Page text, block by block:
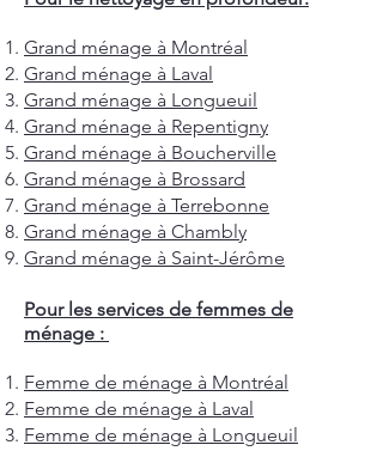
Grand ménage à Montréal
Grand ménage à Laval
Grand ménage à Longueuil
Grand ménage à Repentigny
Grand ménage à Boucherville
Grand ménage à Brossard
Grand ménage à Terrebonne
Grand ménage à Chambly
Grand ménage à Saint-Jérôme
Pour les services de femmes de
ménage :
Femme de ménage à Montréal
Femme de ménage à Laval
Femme de ménage à Longueuil